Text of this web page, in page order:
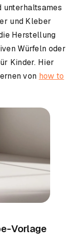
unterhaltsames
und Kleber
Herstellung
Würfeln oder
Kinder. Hier
von how to
Vorlage